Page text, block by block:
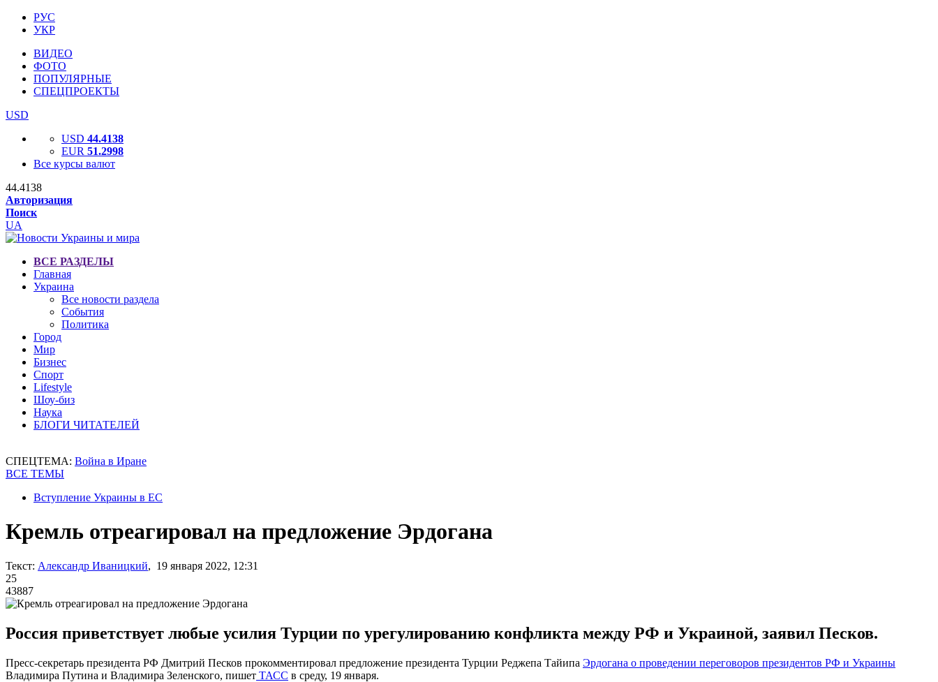
РУС
УКР
ВИДЕО
ФОТО
ПОПУЛЯРНЫЕ
СПЕЦПРОЕКТЫ
USD
USD 44.4138
EUR 51.2998
Все курсы валют
44.4138
Авторизация
Поиск
UA
ВСЕ РАЗДЕЛЫ
Главная
Украина
Все новости раздела
События
Политика
Город
Мир
Бизнес
Спорт
Lifestyle
Шоу-биз
Наука
БЛОГИ ЧИТАТЕЛЕЙ
СПЕЦТЕМА: Война в Иране
ВСЕ ТЕМЫ
Вступление Украины в ЕС
Кремль отреагировал на предложение Эрдогана
Текст: Александр Иваницкий, 19 января 2022, 12:31
25
43887
Россия приветствует любые усилия Турции по урегулированию конфликта между РФ и Украиной, заявил Песков.
Пресс-секретарь президента РФ Дмитрий Песков прокомментировал предложение президента Турции Реджепа Тайипа Эрдогана о проведении переговоров президентов РФ и Украины
Владимира Путина и Владимира Зеленского, пишет ТАСС в среду, 19 января.